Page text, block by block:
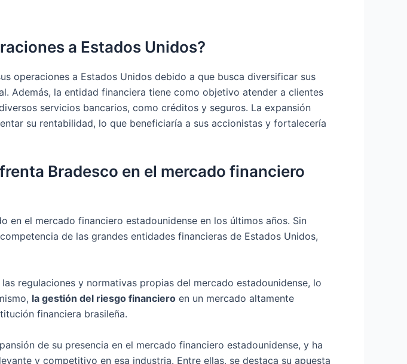
a Estados Unidos?
operaciones a Estados Unidos debido a que busca diversificar sus
Además, la entidad financiera tiene como objetivo atender a clientes
servicios bancarios, como créditos y seguros. La expansión
su rentabilidad, lo que beneficiaría a sus accionistas y fortalecería
Bradesco en el mercado financiero
en el mercado financiero estadounidense en los últimos años. Sin
de las grandes entidades financieras de Estados Unidos,
regulaciones y normativas propias del mercado estadounidense, lo
la gestión del riesgo financiero en un mercado altamente
financiera brasileña.
de su presencia en el mercado financiero estadounidense, y ha
y competitivo en esa industria. Entre ellas, se destaca su apuesta